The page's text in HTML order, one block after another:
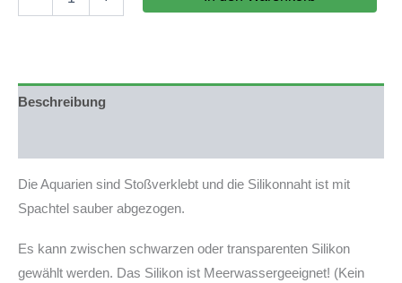
130x50x30cm
Lager)
Beschreibung
Die Aquarien sind Stoßverklebt und die Silikonnaht ist mit
Spachtel sauber abgezogen.
Es kann zwischen schwarzen oder transparenten Silikon
gewählt werden. Das Silikon ist Meerwassergeeignet! (Kein